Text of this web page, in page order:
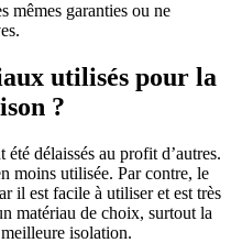
mêmes garanties ou ne
utilisés pour la
?
délaissés au profit d’autres.
moins utilisée. Par contre, le
il est facile à utiliser et est très
matériau de choix, surtout la
isolation.